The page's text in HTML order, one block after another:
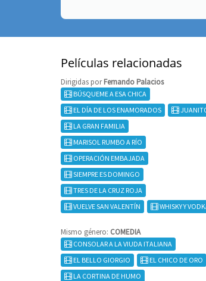
Películas relacionadas
Dirigidas porFernando Palacios
BÚSQUEME A ESA CHICA
EL DÍA DE LOS ENAMORADOS
LA GRAN FAMILIA
MARISOL RUMBO A RÍO
OPERACIÓN EMBAJADA
SIEMPRE ES DOMINGO
TRES DE LA CRUZ ROJA
VUELVE SAN VALENTÍN
WHISKY Y
Mismo género: COMEDIA
CONSOLAR A LA VIUDA ITALIANA
EL BELLO GIORGIO
EL CHICO DE ORO
LA CORTINA DE HUMO